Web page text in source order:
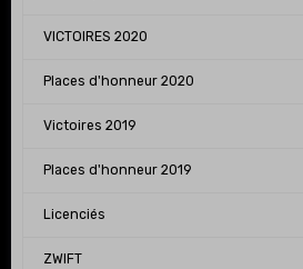
VICTOIRES 2020
Places d'honneur 2020
Victoires 2019
Places d'honneur 2019
Licenciés
ZWIFT